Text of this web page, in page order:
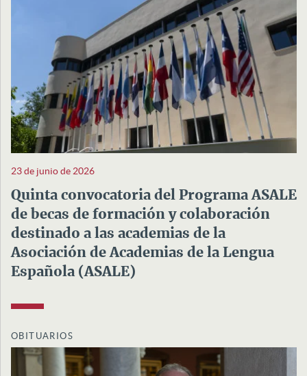
23 de junio de 2026
Quinta convocatoria del Programa ASALE
de becas de formación y colaboración
destinado a las academias de la
Asociación de Academias de la Lengua
Española (ASALE)
OBITUARIOS